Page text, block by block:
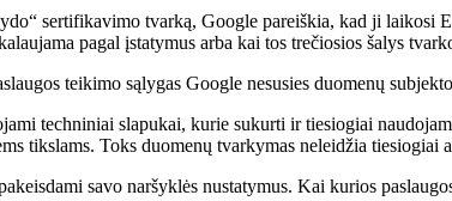
sertifikavimo tvarką, Google pareiškia, kad ji
pagal įstatymus arba kai tos trečiosios šalys
teikimo sąlygas Google nesusies duomenų
techniniai slapukai, kurie sukurti ir tiesiogiai
tikslams. Toks duomenų tvarkymas neleidžia
savo naršyklės nustatymus. Kai kurios